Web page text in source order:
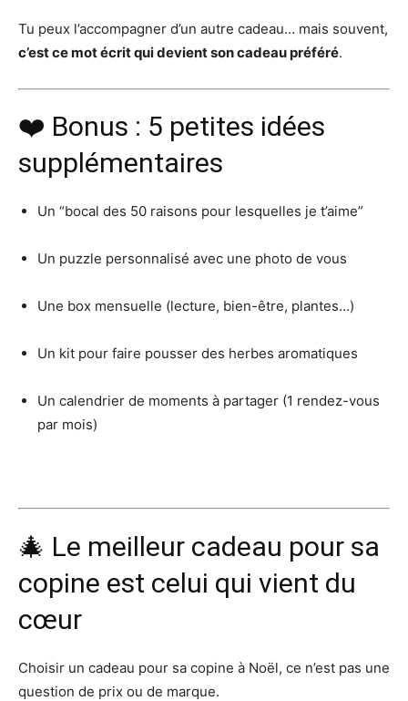
Tu peux l’accompagner d’un autre cadeau… mais souvent,
c’est ce mot écrit qui devient son cadeau préféré.
❤️ Bonus : 5 petites idées
supplémentaires
Un “bocal des 50 raisons pour lesquelles je t’aime”
Un puzzle personnalisé avec une photo de vous
Une box mensuelle (lecture, bien-être, plantes…)
Un kit pour faire pousser des herbes aromatiques
Un calendrier de moments à partager (1 rendez-vous
par mois)
🎄 Le meilleur cadeau pour sa
copine est celui qui vient du
cœur
Choisir un cadeau pour sa copine à Noël, ce n’est pas une
question de prix ou de marque.